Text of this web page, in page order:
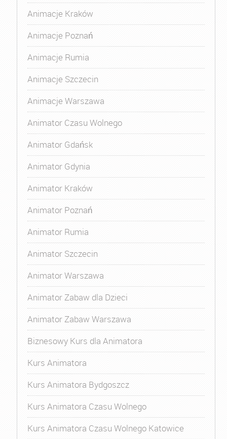
Animacje Kraków
Animacje Poznań
Animacje Rumia
Animacje Szczecin
Animacje Warszawa
Animator Czasu Wolnego
Animator Gdańsk
Animator Gdynia
Animator Kraków
Animator Poznań
Animator Rumia
Animator Szczecin
Animator Warszawa
Animator Zabaw dla Dzieci
Animator Zabaw Warszawa
Biznesowy Kurs dla Animatora
Kurs Animatora
Kurs Animatora Bydgoszcz
Kurs Animatora Czasu Wolnego
Kurs Animatora Czasu Wolnego Katowice